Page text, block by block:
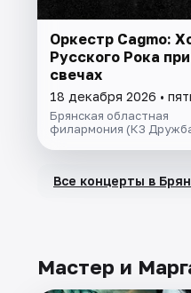
Оркестр Cagmo:
Русского Рока при
свечах
18 декабря 2026 •
Брянская областная
филармония (КЗ
Все концерты в
Мастер и